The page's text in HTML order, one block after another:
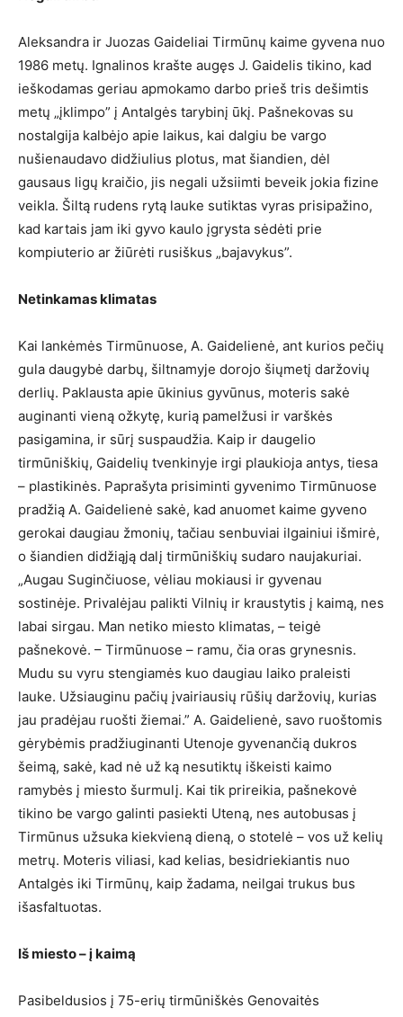
Aleksandra ir Juozas Gaideliai Tirmūnų kaime gyvena nuo
1986 metų. Ignalinos krašte augęs J. Gaidelis tikino, kad
ieškodamas geriau apmokamo darbo prieš tris dešimtis
metų „įklimpo” į Antalgės tarybinį ūkį. Pašnekovas su
nostalgija kalbėjo apie laikus, kai dalgiu be vargo
nušienaudavo didžiulius plotus, mat šiandien, dėl
gausaus ligų kraičio, jis negali užsiimti beveik jokia fizine
veikla. Šiltą rudens rytą lauke sutiktas vyras prisipažino,
kad kartais jam iki gyvo kaulo įgrysta sėdėti prie
kompiuterio ar žiūrėti rusiškus „bajavykus”.
Netinkamas klimatas
Kai lankėmės Tirmūnuose, A. Gaidelienė, ant kurios pečių
gula daugybė darbų, šiltnamyje dorojo šiųmetį daržovių
derlių. Paklausta apie ūkinius gyvūnus, moteris sakė
auginanti vieną ožkytę, kurią pamelžusi ir varškės
pasigamina, ir sūrį suspaudžia. Kaip ir daugelio
tirmūniškių, Gaidelių tvenkinyje irgi plaukioja antys, tiesa
– plastikinės. Paprašyta prisiminti gyvenimo Tirmūnuose
pradžią A. Gaidelienė sakė, kad anuomet kaime gyveno
gerokai daugiau žmonių, tačiau senbuviai ilgainiui išmirė,
o šiandien didžiąją dalį tirmūniškių sudaro naujakuriai.
„Augau Suginčiuose, vėliau mokiausi ir gyvenau
sostinėje. Privalėjau palikti Vilnių ir kraustytis į kaimą, nes
labai sirgau. Man netiko miesto klimatas, – teigė
pašnekovė. – Tirmūnuose – ramu, čia oras grynesnis.
Mudu su vyru stengiamės kuo daugiau laiko praleisti
lauke. Užsiauginu pačių įvairiausių rūšių daržovių, kurias
jau pradėjau ruošti žiemai.” A. Gaidelienė, savo ruoštomis
gėrybėmis pradžiuginanti Utenoje gyvenančią dukros
šeimą, sakė, kad nė už ką nesutiktų iškeisti kaimo
ramybės į miesto šurmulį. Kai tik prireikia, pašnekovė
tikino be vargo galinti pasiekti Uteną, nes autobusas į
Tirmūnus užsuka kiekvieną dieną, o stotelė – vos už kelių
metrų. Moteris viliasi, kad kelias, besidriekiantis nuo
Antalgės iki Tirmūnų, kaip žadama, neilgai trukus bus
išasfaltuotas.
Iš miesto – į kaimą
Pasibeldusios į 75-erių tirmūniškės Genovaitės